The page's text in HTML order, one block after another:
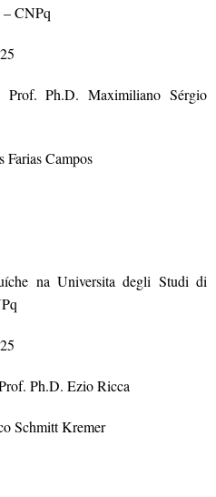
CNPq
Prof. Ph.D.Maximiliano Sérgio
Campos
na Universita degli Studi di
Ph.D. Ezio Ricca
Schmitt Kremer